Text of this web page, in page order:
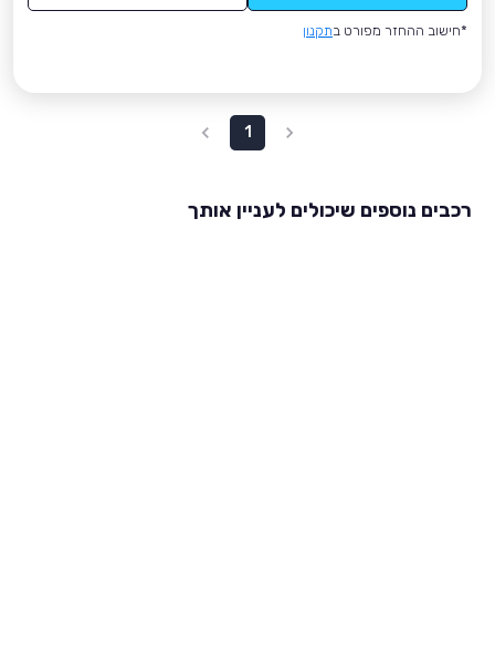
*חישוב ההחזר מפורט בתקנון
1
רכבים נוספים שיכולים לעניין אותך